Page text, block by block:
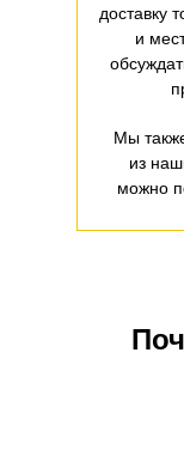
доставку
и
Мы
из
можно